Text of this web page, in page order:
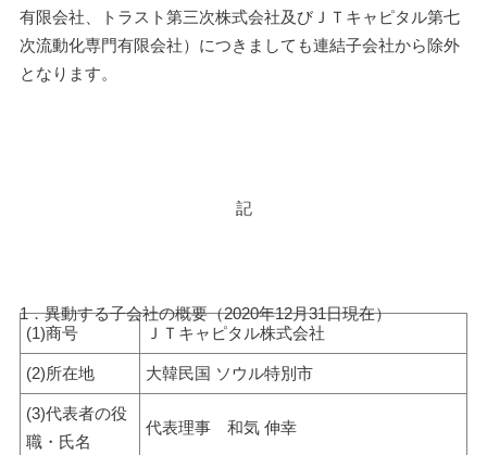
有限会社、トラスト第三次株式会社及びＪＴキャピタル第七
次流動化専門有限会社）につきましても連結子会社から除外
となります。
記
1．異動する子会社の概要（2020年12月31日現在）
(1)商号
ＪＴキャピタル株式会社
(2)所在地 大韓民国 ソウル特別市
(3)代表者の役
職・氏名
代表理事　和気 伸幸